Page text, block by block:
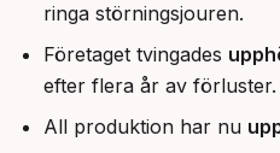
ringa störningsjouren.
Företaget tvingades
efter flera år av förluster.
All produktion har nu